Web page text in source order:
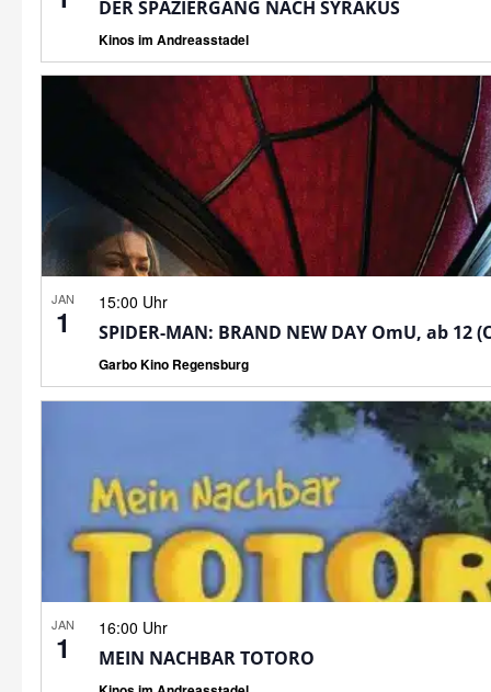
DER SPAZIERGANG NACH SYRAKUS
Kinos im Andreasstadel
JAN
1
15:00 Uhr
SPIDER-MAN: BRAND NEW DAY OmU, ab 12
Garbo Kino Regensburg
JAN
1
16:00 Uhr
MEIN NACHBAR TOTORO